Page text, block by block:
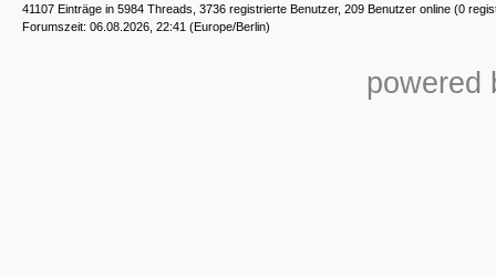
41107 Einträge in 5984 Threads, 3736 registrierte Benutzer, 209 Benutzer online (0
Forumszeit: 06.08.2026, 22:41 (Europe/Berlin)
powered